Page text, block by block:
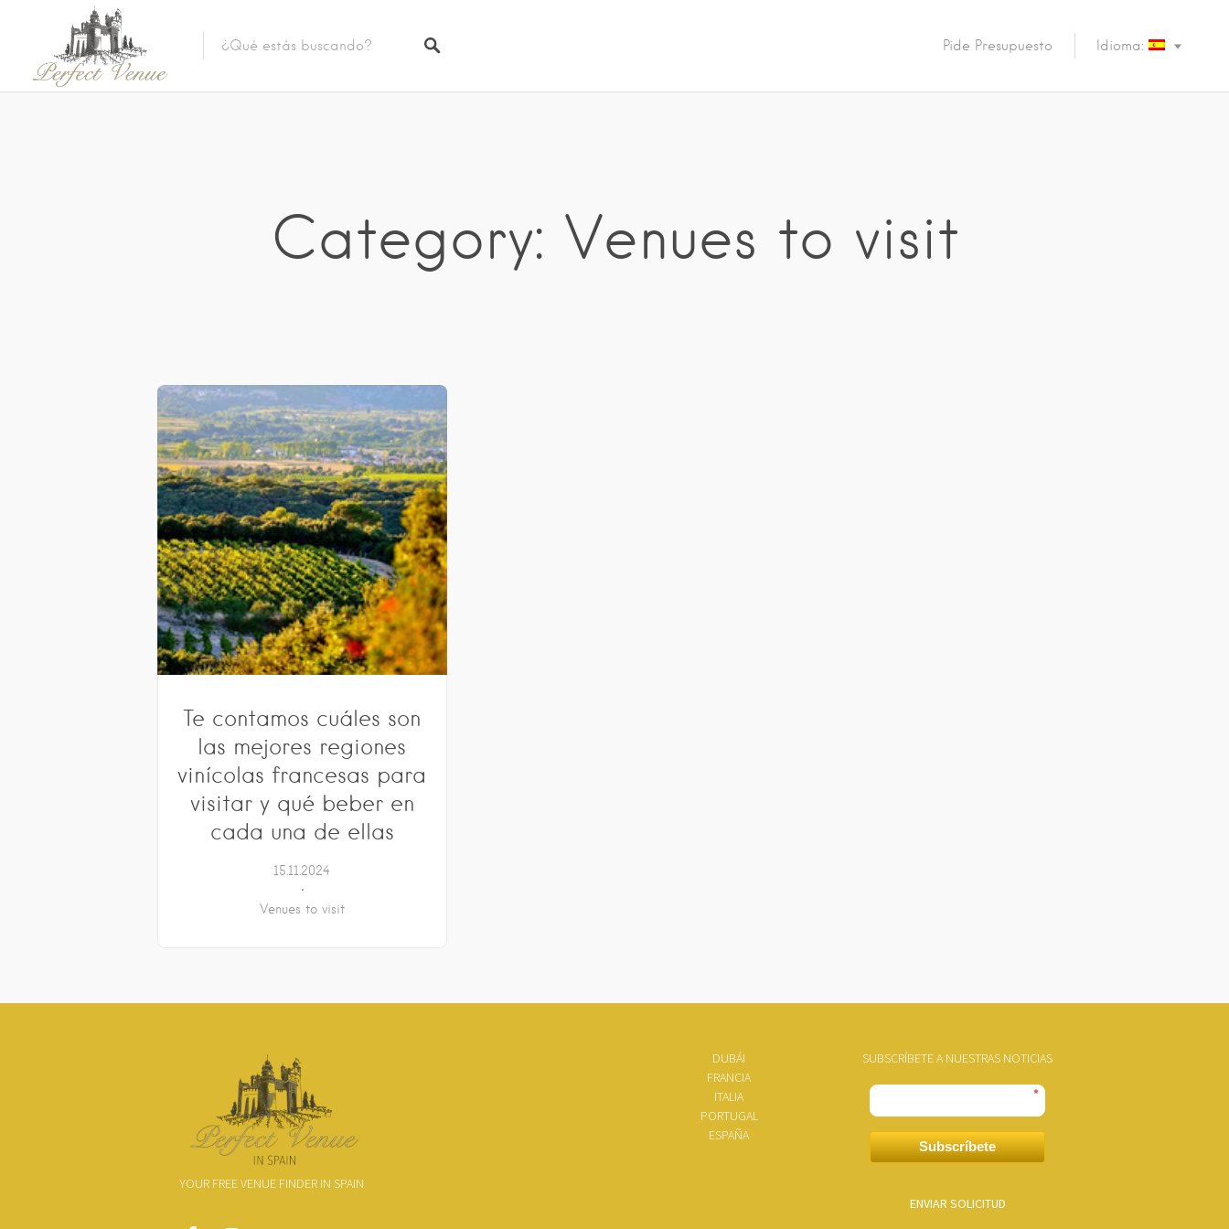
Pide Presupuesto Idioma:
Category: Venues to visit
Te contamos cuáles son
las mejores regiones
vinícolas francesas para
visitar y qué beber en
cada una de ellas
15.11.2024
Venues to visit
YOUR FREE VENUE FINDER IN SPAIN
DUBÁI
FRANCIA
ITALIA
PORTUGAL
ESPAÑA
SUBSCRÍBETE A NUESTRAS NOTICIAS
*
Subscríbete
ENVIAR SOLICITUD